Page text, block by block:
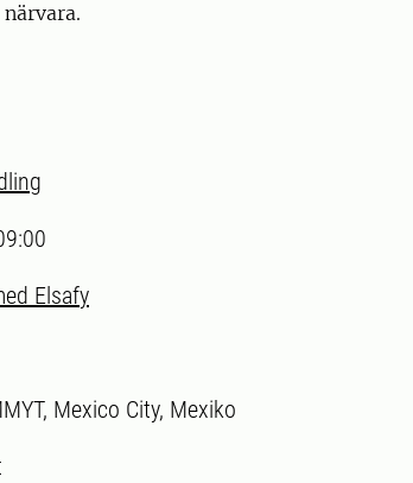
Elsafy
Mexico City, Mexiko